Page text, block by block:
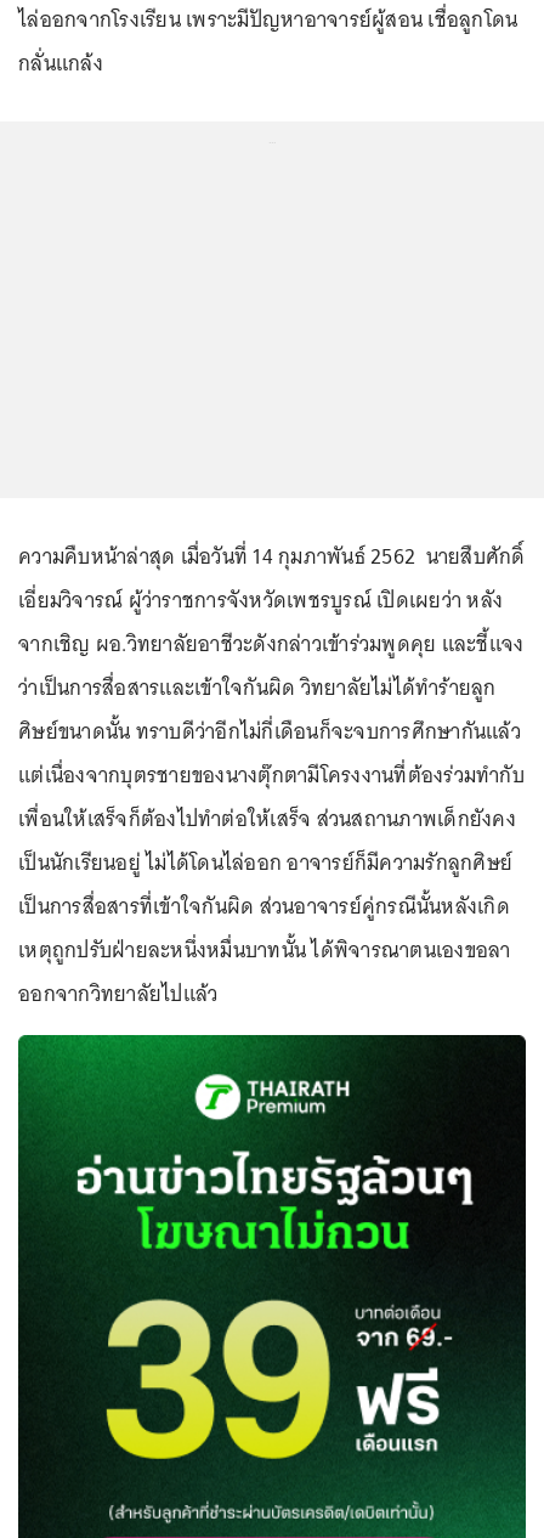
ไล่ออกจากโรงเรียน เพราะมีปัญหาอาจารย์ผู้สอน เชื่อลูกโดน
กลั่นแกล้ง
ความคืบหน้าล่าสุด เมื่อวันที่ 14 กุมภาพันธ์ 2562 นายสืบศักดิ์
เอี่ยมวิจารณ์ ผู้ว่าราชการจังหวัดเพชรบูรณ์ เปิดเผยว่า หลัง
จากเชิญ ผอ.วิทยาลัยอาชีวะดังกล่าวเข้าร่วมพูดคุย และชี้แจง
ว่าเป็นการสื่อสารและเข้าใจกันผิด วิทยาลัยไม่ได้ทำร้ายลูก
ศิษย์ขนาดนั้น ทราบดีว่าอีกไม่กี่เดือนก็จะจบการศึกษากันแล้ว
แต่เนื่องจากบุตรชายของนางตุ๊กตามีโครงงานที่ต้องร่วมทำกับ
เพื่อนให้เสร็จก็ต้องไปทำต่อให้เสร็จ ส่วนสถานภาพเด็กยังคง
เป็นนักเรียนอยู่ ไม่ได้โดนไล่ออก อาจารย์ก็มีความรักลูกศิษย์
เป็นการสื่อสารที่เข้าใจกันผิด ส่วนอาจารย์คู่กรณีนั้นหลังเกิด
เหตุถูกปรับฝ่ายละหนึ่งหมื่นบาทนั้น ได้พิจารณาตนเองขอลา
ออกจากวิทยาลัยไปแล้ว